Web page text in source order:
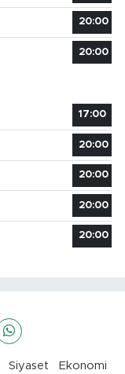
20:00
20:00
17:00
20:00
20:00
20:00
20:00
Siyaset
Ekonomi